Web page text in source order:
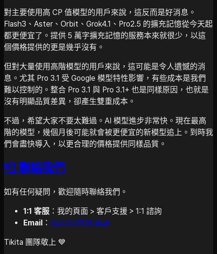
對主要使用高 CP 值模型的用戶來說，這反而是好消息。
Flash3、Aster、Orbit、Grok4.1、Pro2.5 的擴充記憶從今天起
都更便宜了。提供 5 萬字擴充記憶的服務本來就很少，以這
個價格提供的更是幾乎沒有。
但對大量使用高階模型的用戶來說，這可能是令人遺憾的消
息。尤其 Pro 3.1 受 Google 模型特性影響，有些成本是我們
難以控制的。整合 Pro 3.1 與 Pro 3.1+ 也是同樣原因，也就是
沒有明顯品質差異，卻產生雙重成本。
不過，希望大家不要太難過。AI 模型進步非常快。現在最高
階的模型，幾個月後可能就會被更便宜的新模型追上。到時我
們會盡快導入，以更合理的價格提供同樣品質。
📮 聯絡我們
如有任何疑問，歡迎隨時聯絡我們。
1:1 客服 ：我的頁面 > 客戶支援 > 1:1 諮詢
Email ： support@tikita.ai
Tikita 團隊敬上 💙